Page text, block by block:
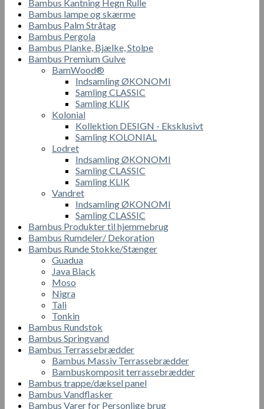
Bambus Kantning Hegn Rulle
Bambus lampe og skærme
Bambus Palm Stråtag
Bambus Pergola
Bambus Planke, Bjælke, Stolpe
Bambus Premium Gulve
BamWood®
Indsamling ØKONOMI
Samling CLASSIC
Samling KLIK
Kolonial
Kollektion DESIGN - Eksklusivt
Samling KOLONIAL
Lodret
Indsamling ØKONOMI
Samling CLASSIC
Samling KLIK
Vandret
Indsamling ØKONOMI
Samling CLASSIC
Bambus Produkter til hjemmebrug
Bambus Rumdeler/ Dekoration
Bambus Runde Stokke/Stænger
Guadua
Java Black
Moso
Nigra
Tali
Tonkin
Bambus Rundstok
Bambus Springvand
Bambus Terrassebrædder
Bambus Massiv Terrassebrædder
Bambuskomposit terrassebrædder
Bambus trappe/dæksel panel
Bambus Vandflasker
Bambus Varer for Personlige brug